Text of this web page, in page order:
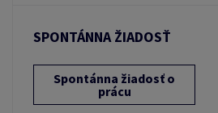
SPONTÁNNA ŽIADOSŤ
Spontánna žiadosť o
prácu